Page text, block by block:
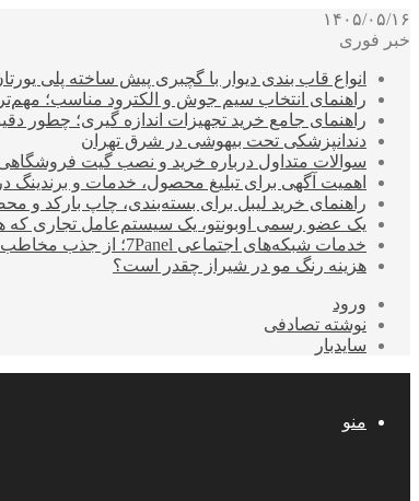
۱۴۰۵/۰۵/۱۶
خبر فوری
انواع قاب بندی دیوار با گچبری پیش ساخته پلی
راهنمای انتخاب سیم جوش و الکترود مناسب؛
راهنمای جامع خرید تجهیزات اندازه گیری؛ چطور
دندانپزشکی تحت بیهوشی در شرق تهران
سوالات متداول درباره خرید و نصب گیت
اهمیت آگهی برای تبلیغ محصول، خدمات و برندینگ
راهنمای خرید لیبل برای بسته‌بندی، چاپ بارکد و
یک عضو رسمی اوبونتو، یک سیستم‌عامل تجاری که
خدمات شبکه‌های اجتماعی 7Panel؛ از جذب مخاطب تا افزایش درآمد
هزینه رنگ مو در شیراز چقدر است؟
ورود
نوشته تصادفی
سایدبار
منو